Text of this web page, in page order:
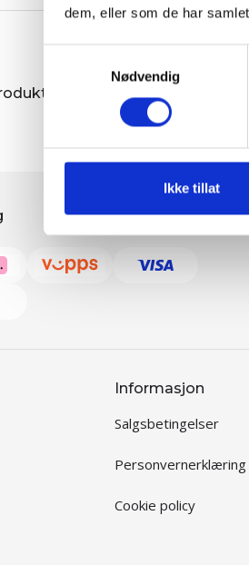
dem, eller som de har
Nødvendig
Ikke tillat
som er tilgjengelige for
Informasjon
Salgsbetingelser
Personvernerklæring
Cookie policy